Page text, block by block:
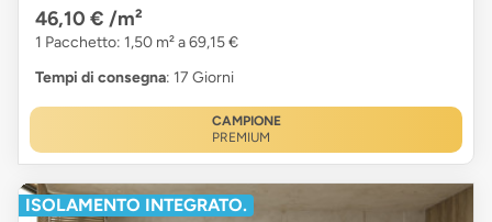
46,10 € /m²
1 Pacchetto: 1,50 m² a 69,15 €
Tempi di consegna: 17 Giorni
CAMPIONE
PREMIUM
ISOLAMENTO INTEGRATO.